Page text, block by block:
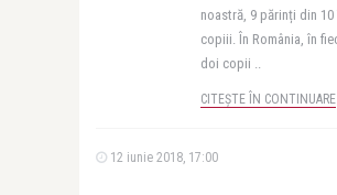
noastră, 9 părinți din
copiii. În România, în
doi copii ..
CITEȘTE ÎN CONTINUARE
12 iunie 2018, 17:00